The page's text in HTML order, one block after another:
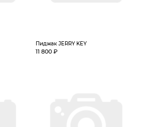
Пиджак JERRY KEY
11 800 ₽